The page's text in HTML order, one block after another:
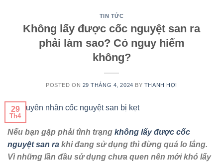
TIN TỨC
Không lấy được cốc nguyệt san ra
phải làm sao? Có nguy hiểm
không?
POSTED ON 29 THÁNG 4, 2024 BY THANH HỢI
29
Th4
Nếu bạn gặp phải tình trạng không lấy được cốc
nguyệt san ra khi đang sử dụng thì đừng quá lo lắng.
Vì những lần đầu sử dụng chưa quen nên mới khó lấy